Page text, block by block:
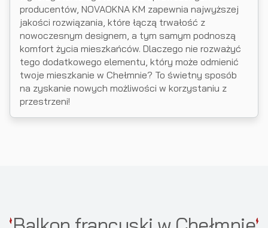
producentów, NOVAOKNA KM zapewnia najwyższej
jakości rozwiązania, które łączą trwałość z
nowoczesnym designem, a tym samym podnoszą
komfort życia mieszkańców. Dlaczego nie rozważyć
tego dodatkowego elementu, który może odmienić
twoje mieszkanie w Chełmnie? To świetny sposób
na zyskanie nowych możliwości w korzystaniu z
przestrzeni!